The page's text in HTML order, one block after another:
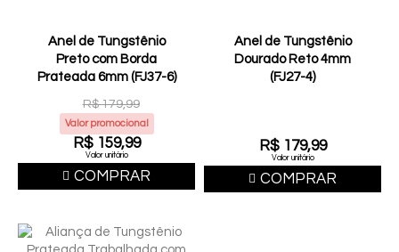
Anel de Tungstênio
Preto com Borda
Prateada 6mm (FJ37-6)
R$ 179,99
Valor promocional
R$ 159,99
Valor unitário
COMPRAR
Anel de Tungstênio
Dourado Reto 4mm
(FJ27-4)
R$ 179,99
Valor unitário
COMPRAR